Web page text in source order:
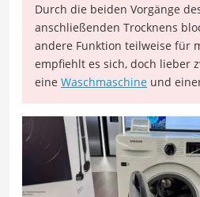
Durch die beiden Vorgänge
anschließenden Trocknens
andere Funktion teilweise für
empfiehlt es sich, doch lieber
eine Waschmaschine und